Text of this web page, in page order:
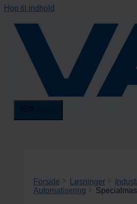
Hop til indhold
Forside Løsninger
Automatisering